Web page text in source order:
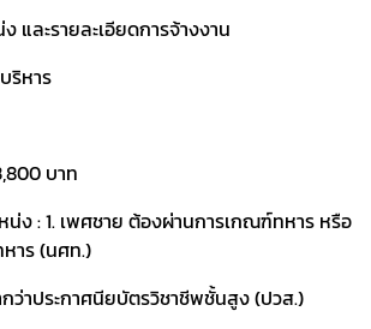
และรายละเอียดการจ้างงาน
ริหาร
บาท
ง : 1. เพศชาย ต้องผ่านการเกณฑ์ทหาร หรือ
หาร (นศท.)
ว่าประกาศนียบัตรวิชาชีพชั้นสูง (ปวส.)